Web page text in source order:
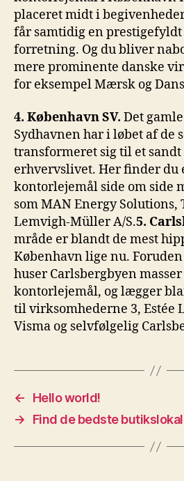
placeret midt i
får samtidig en
forretning. Og du bliver
mere prominente danske
for eksempel Mærsk og
4. København SV. Det
Sydhavnen har i løbet af de
transformeret sig til et
erhvervslivet. Her finder du
kontorlejemål side om side
som MAN Energy Solutions,
Lemvigh-Müller A/S.5.
mråde er blandt de mest
København lige nu.
huser Carlsbergbyen
kontorlejemål, og lægger
til virksomhederne 3, Estée
Visma og selvfølgelig
←
Hello world!
→
Find de bedste